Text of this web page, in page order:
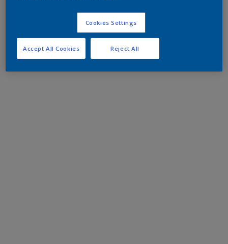
Cookies Settings
Reject All
Accept All Cookies